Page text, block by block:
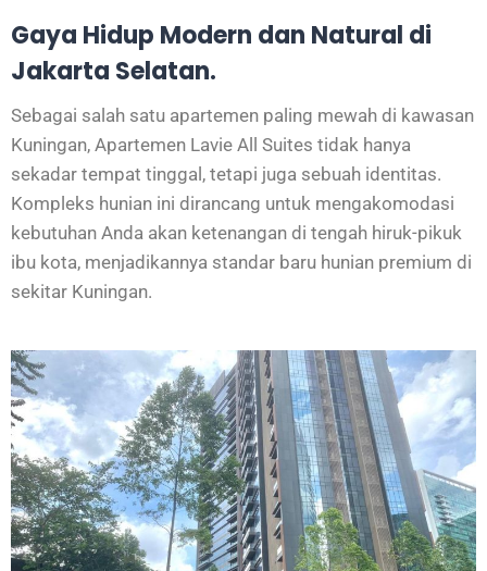
Gaya Hidup Modern dan Natural di
Jakarta Selatan.
Sebagai salah satu apartemen paling mewah di kawasan
Kuningan, Apartemen Lavie All Suites tidak hanya
sekadar tempat tinggal, tetapi juga sebuah identitas.
Kompleks hunian ini dirancang untuk mengakomodasi
kebutuhan Anda akan ketenangan di tengah hiruk-pikuk
ibu kota, menjadikannya standar baru hunian premium di
sekitar Kuningan.